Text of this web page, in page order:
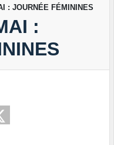
: JOURNÉE FÉMININES
: